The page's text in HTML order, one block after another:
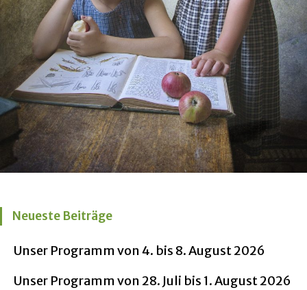
Neueste Beiträge
Unser Programm von 4. bis 8. August 2026
Unser Programm von 28. Juli bis 1. August 2026